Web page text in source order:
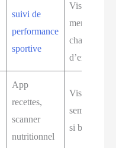
suivi de
performance
sportive
Visio
mensuelle,
charge
App
recettes,
scanner
nutritionnel
Visio 4–6
sem.,
si besoin